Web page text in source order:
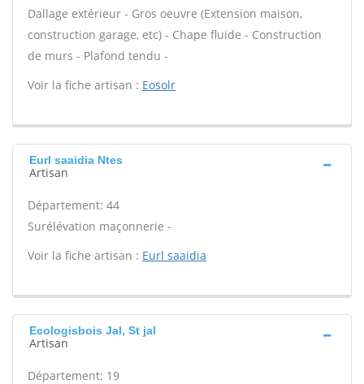
Dallage extérieur - Gros oeuvre (Extension maison,
construction garage, etc) - Chape fluide - Construction
de murs - Plafond tendu -
Voir la fiche artisan : Eosolr
Eurl saaidia Ntes
Artisan
Département: 44
Surélévation maçonnerie -
Voir la fiche artisan : Eurl saaidia
Ecologisbois Jal, St jal
Artisan
Département: 19